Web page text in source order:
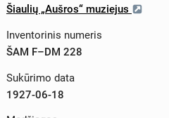
Šiaulių „Aušros“ muziejus
Inventorinis numeris
ŠAM F–DM 228
Sukūrimo data
1927-06-18